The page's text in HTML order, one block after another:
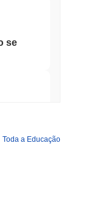
se
Toda a Educação